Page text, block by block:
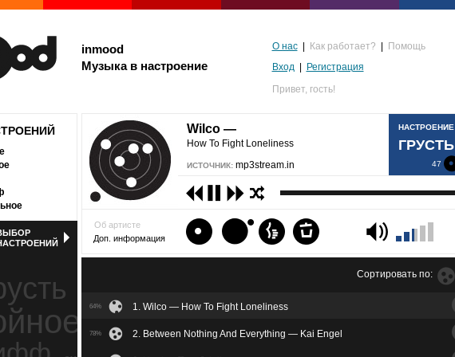
inmood
Музыка в настроение
О нас Как работает?
Помощь
Вход
Регистрация
Привет, гость!
ностальгия
Wilco —
How To Fight Loneliness
ИСТОЧНИК: mp3stream.in
НАСТРОЕНИЕ
ГРУСТЬ
47
Об артисте
Доп. информация
64% 1. Wilco — How To Fight Loneliness
78% 2. Between Nothing And Everything — Kai Engel
Сортировать по: